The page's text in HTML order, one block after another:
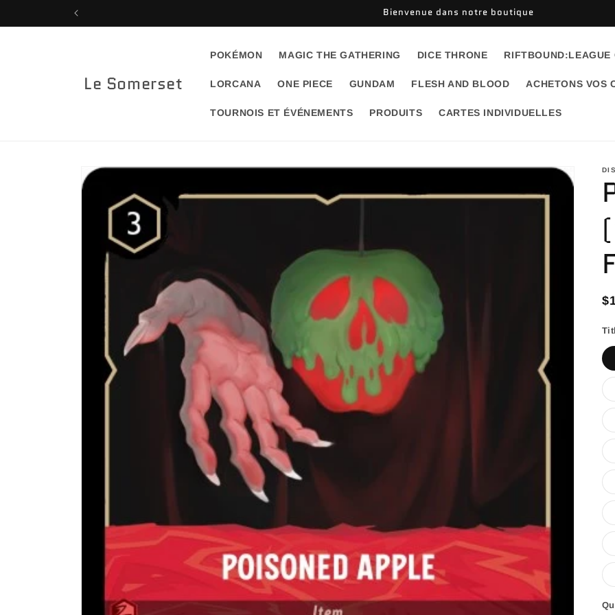
au
Bienvenue dans notre boutique
Le Somerset
POKÉMON MAGIC THE GATHERING DICE THRONE RIFTBOUND:LEAGUE
LORCANA ONE PIECE GUNDAM FLESH AND BLOOD ACHETONS VOS
TOURNOIS ET ÉVÉNEMENTS PRODUITS CARTES INDIVIDUELLES
Passer aux
produits